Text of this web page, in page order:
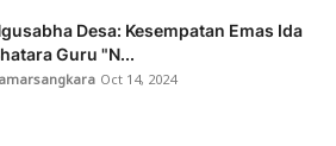
Desa: Kesempatan Emas Ida
Guru "N...
Oct 14, 2024